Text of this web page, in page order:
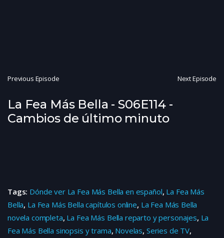
Previous Episode Next Episode
La Fea Más Bella - S06E114 -
Cambios de último minuto
Tags: Dónde ver La Fea Más Bella en español, La Fea Más
Bella, La Fea Más Bella capítulos online, La Fea Más Bella
novela completa, La Fea Más Bella reparto y personajes, La
Fea Más Bella sinopsis y trama, Novelas, Series de TV,